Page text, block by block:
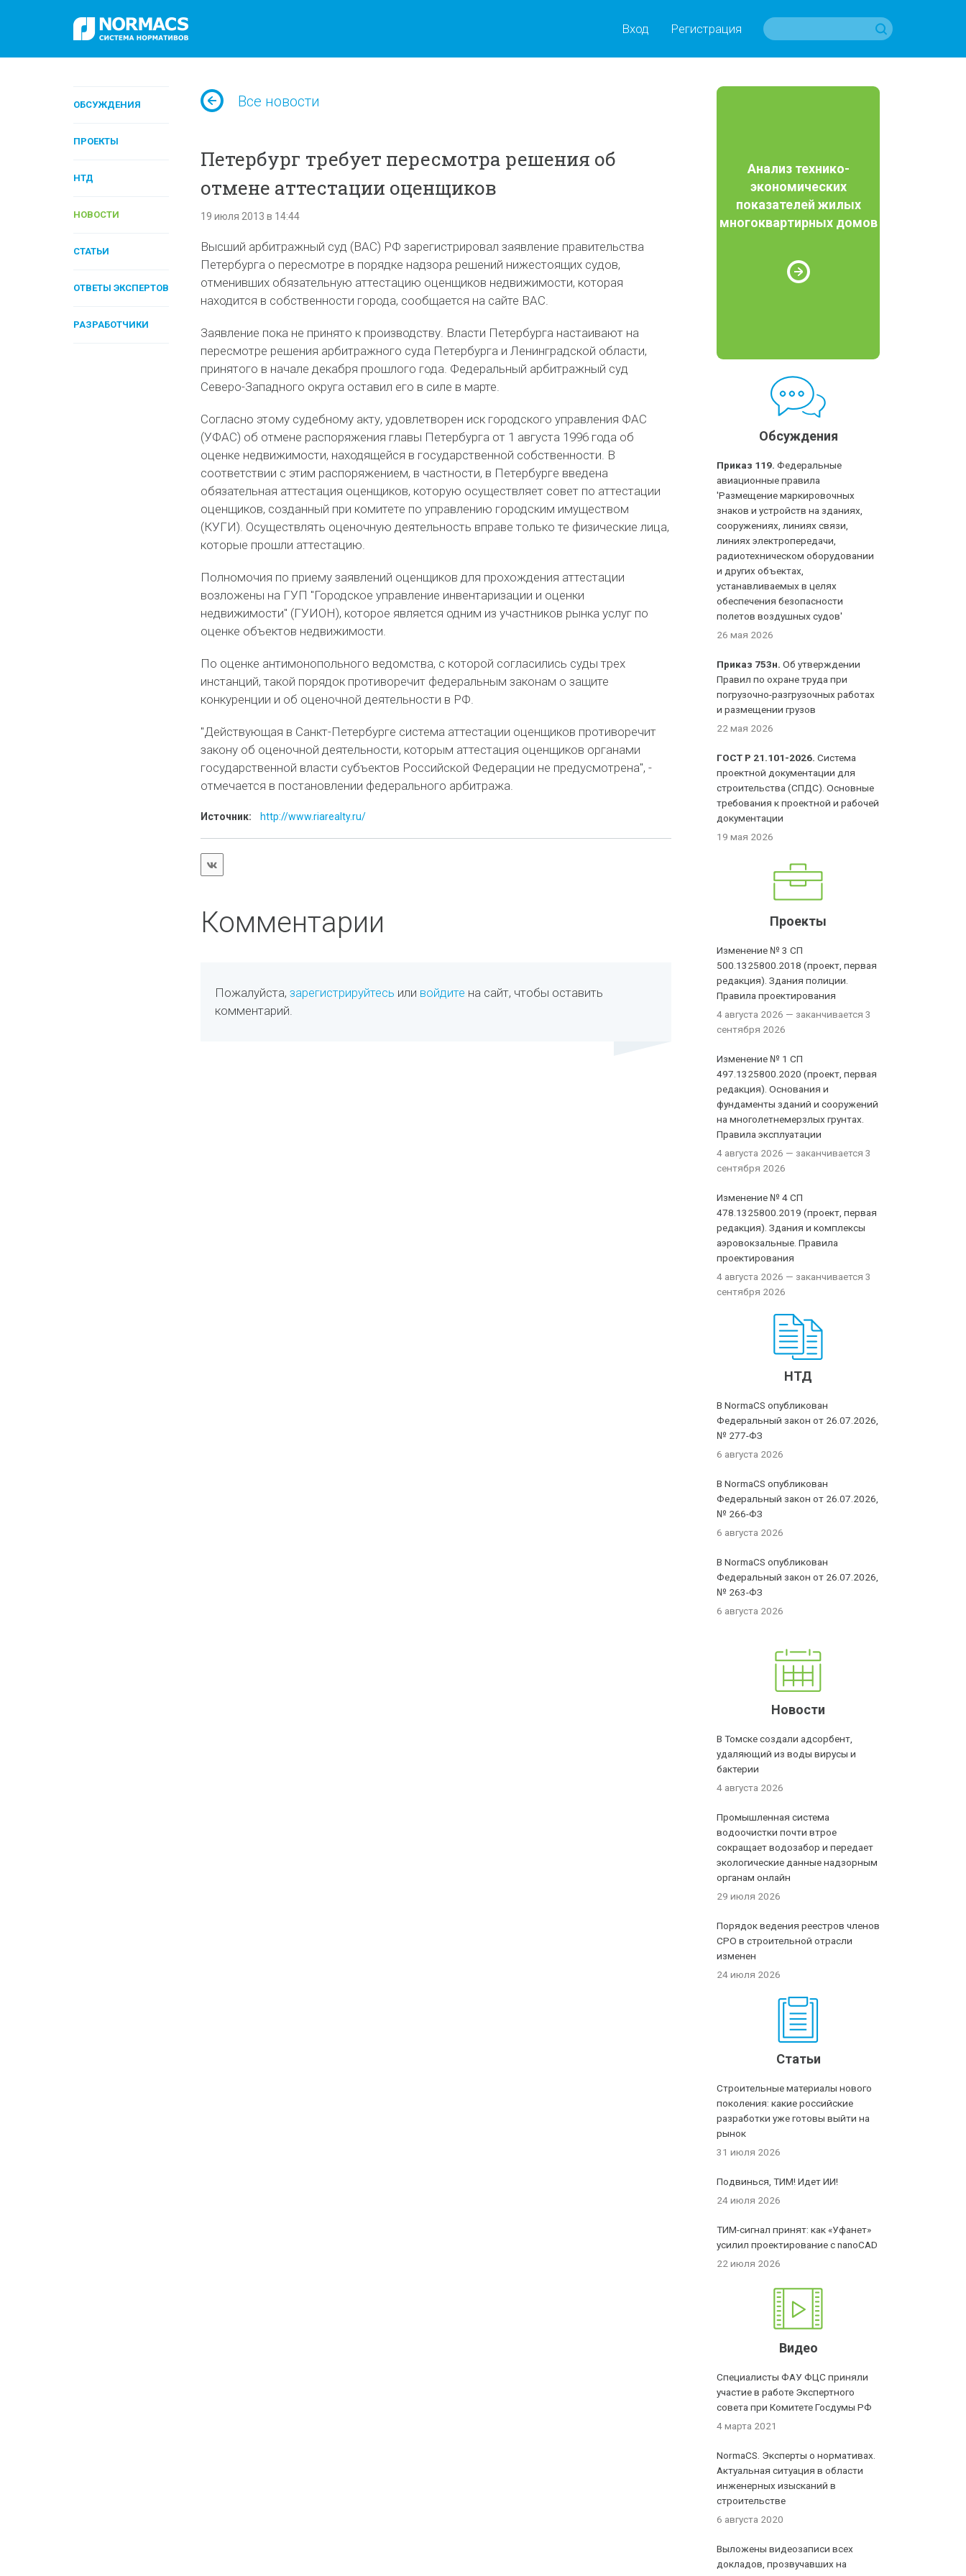
Вход Регистрация
ОБСУЖДЕНИЯ
ПРОЕКТЫ
НТД
НОВОСТИ
СТАТЬИ
ОТВЕТЫ ЭКСПЕРТОВ
РАЗРАБОТЧИКИ
Все новости
Петербург требует пересмотра решения об
отмене аттестации оценщиков
19 июля 2013 в 14:44
Высший арбитражный суд (ВАС) РФ зарегистрировал заявление правительства
Петербурга о пересмотре в порядке надзора решений нижестоящих судов,
отменивших обязательную аттестацию оценщиков недвижимости, которая
находится в собственности города, сообщается на сайте ВАС.
Заявление пока не принято к производству. Власти Петербурга настаивают на
пересмотре решения арбитражного суда Петербурга и Ленинградской области,
принятого в начале декабря прошлого года. Федеральный арбитражный суд
Северо-Западного округа оставил его в силе в марте.
Согласно этому судебному акту, удовлетворен иск городского управления ФАС
(УФАС) об отмене распоряжения главы Петербурга от 1 августа 1996 года об
оценке недвижимости, находящейся в государственной собственности. В
соответствии с этим распоряжением, в частности, в Петербурге введена
обязательная аттестация оценщиков, которую осуществляет совет по аттестации
оценщиков, созданный при комитете по управлению городским имуществом
(КУГИ). Осуществлять оценочную деятельность вправе только те физические лица,
которые прошли аттестацию.
Полномочия по приему заявлений оценщиков для прохождения аттестации
возложены на ГУП "Городское управление инвентаризации и оценки
недвижимости" (ГУИОН), которое является одним из участников рынка услуг по
оценке объектов недвижимости.
По оценке антимонопольного ведомства, с которой согласились суды трех
инстанций, такой порядок противоречит федеральным законам о защите
конкуренции и об оценочной деятельности в РФ.
"Действующая в Санкт-Петербурге система аттестации оценщиков противоречит
закону об оценочной деятельности, которым аттестация оценщиков органами
государственной власти субъектов Российской Федерации не предусмотрена", -
отмечается в постановлении федерального арбитража.
Источник: http://www.riarealty.ru/
Комментарии
Пожалуйста, зарегистрируйтесь или войдите на сайт, чтобы оставить
комментарий.
Анализ технико-
экономических
показателей жилых
многоквартирных домов
Обсуждения
Приказ 119. Федеральные
авиационные правила
'Размещение маркировочных
знаков и устройств на зданиях,
сооружениях, линиях связи,
линиях электропередачи,
радиотехническом оборудовании
и других объектах,
устанавливаемых в целях
обеспечения безопасности
полетов воздушных судов'
26 мая 2026
Приказ 753н. Об утверждении
Правил по охране труда при
погрузочно-разгрузочных работах
и размещении грузов
22 мая 2026
ГОСТ Р 21.101-2026. Система
проектной документации для
строительства (СПДС). Основные
требования к проектной и рабочей
документации
19 мая 2026
Проекты
Изменение № 3 СП
500.1325800.2018 (проект, первая
редакция). Здания полиции.
Правила проектирования
4 августа 2026 — заканчивается 3
сентября 2026
Изменение № 1 СП
497.1325800.2020 (проект, первая
редакция). Основания и
фундаменты зданий и сооружений
на многолетнемерзлых грунтах.
Правила эксплуатации
4 августа 2026 — заканчивается 3
сентября 2026
Изменение № 4 СП
478.1325800.2019 (проект, первая
редакция). Здания и комплексы
аэровокзальные. Правила
проектирования
4 августа 2026 — заканчивается 3
сентября 2026
НТД
В NormaCS опубликован
Федеральный закон от 26.07.2026,
№ 277-ФЗ
6 августа 2026
В NormaCS опубликован
Федеральный закон от 26.07.2026,
№ 266-ФЗ
6 августа 2026
В NormaCS опубликован
Федеральный закон от 26.07.2026,
№ 263-ФЗ
6 августа 2026
Новости
В Томске создали адсорбент,
удаляющий из воды вирусы и
бактерии
4 августа 2026
Промышленная система
водоочистки почти втрое
сокращает водозабор и передает
экологические данные надзорным
органам онлайн
29 июля 2026
Порядок ведения реестров членов
СРО в строительной отрасли
изменен
24 июля 2026
Статьи
Строительные материалы нового
поколения: какие российские
разработки уже готовы выйти на
рынок
31 июля 2026
Подвинься, ТИМ! Идет ИИ!
24 июля 2026
ТИМ-сигнал принят: как «Уфанет»
усилил проектирование с nanoCAD
22 июля 2026
Видео
Специалисты ФАУ ФЦС приняли
участие в работе Экспертного
совета при Комитете Госдумы РФ
4 марта 2021
NormaCS. Эксперты о нормативах.
Актуальная ситуация в области
инженерных изысканий в
строительстве
6 августа 2020
Выложены видеозаписи всех
докладов, прозвучавших на